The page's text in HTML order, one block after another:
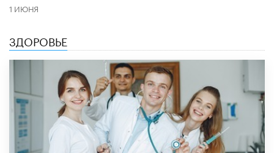
1 ИЮНЯ
ЗДОРОВЬЕ